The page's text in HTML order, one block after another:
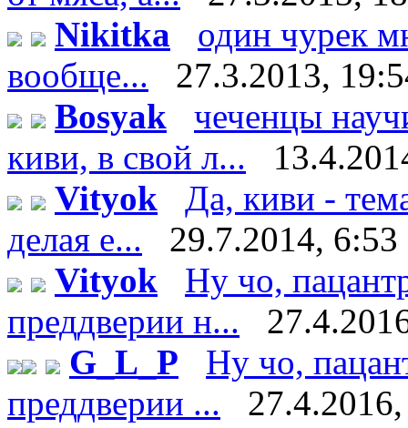
Nikitka
один чурек
вообще...
27.3.2013,
Bosyak
чеченцы
киви, в свой л...
Vityok
Да, киви -
делая е...
29.7.2014, 6:53
Vityok
Ну чо,
преддверии н...
G_L_P
Ну чо,
преддверии ...